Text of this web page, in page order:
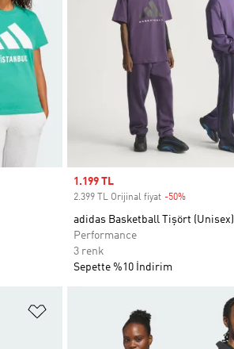
Sale price
1.199 TL
2.399 TL Orijinal fiyat -50%Discount
adidas Basketball Tişört (Unisex)
Performance
3 renk
Sepette %10 İndirim
Favori Listesine Ekle